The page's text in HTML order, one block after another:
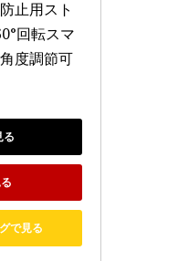
止用スト
回転スマ
度調節可
で見る